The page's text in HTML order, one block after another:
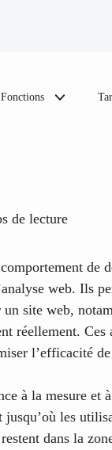
Fonctions
de lecture
de
web. Ils
site web,
réellement.
l’efficacité
à la mesure et
les
dans la